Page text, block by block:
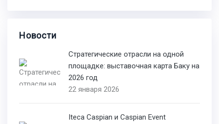
Новости
Стратегические отрасли на одной
площадке: выставочная карта Баку на
2026 год
22 января 2026
Iteca Caspian и Caspian Event